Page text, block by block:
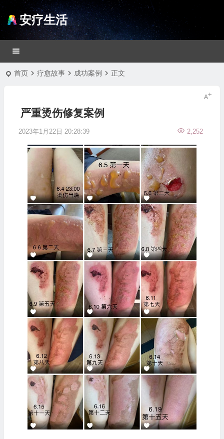
安疗生活
首页 疗愈故事 成功案例 正文
严重烫伤修复案例
2023年1月22日 20:28:39 2,252